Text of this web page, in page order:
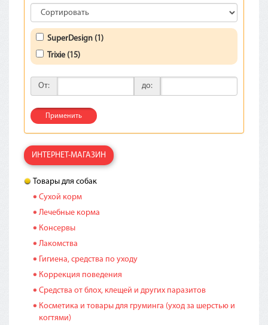
SuperDesign (1)
Trixie (15)
От: до:
Применить
ИНТЕРНЕТ-МАГАЗИН
Товары для собак
Сухой корм
Лечебные корма
Консервы
Лакомства
Гигиена, средства по уходу
Коррекция поведения
Средства от блох, клещей и других паразитов
Косметика и товары для груминга (уход за шерстью и
когтями)